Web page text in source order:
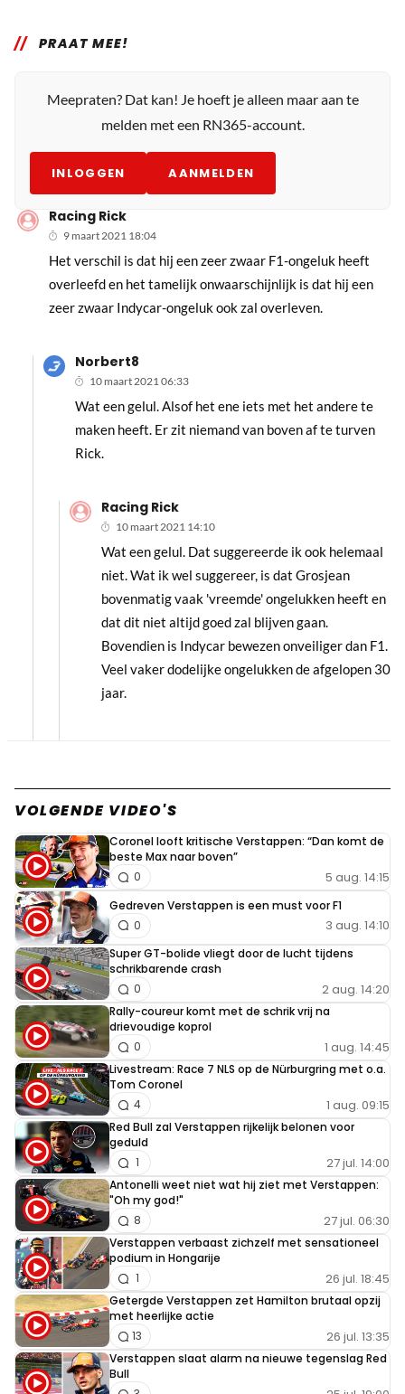
PRAAT MEE!
Meepraten? Dat kan! Je hoeft je alleen maar aan te
melden met een RN365-account.
INLOGGEN AANMELDEN
Racing Rick
9 maart 2021 18:04
Het verschil is dat hij een zeer zwaar F1-ongeluk heeft
overleefd en het tamelijk onwaarschijnlijk is dat hij een
zeer zwaar Indycar-ongeluk ook zal overleven.
Norbert8
10 maart 2021 06:33
Wat een gelul. Alsof het ene iets met het andere te
maken heeft. Er zit niemand van boven af te turven
Rick.
Racing Rick
10 maart 2021 14:10
Wat een gelul. Dat suggereerde ik ook helemaal
niet. Wat ik wel suggereer, is dat Grosjean
bovenmatig vaak 'vreemde' ongelukken heeft en
dat dit niet altijd goed zal blijven gaan.
Bovendien is Indycar bewezen onveiliger dan F1.
Veel vaker dodelijke ongelukken de afgelopen 30
jaar.
VOLGENDE VIDEO'S
Coronel looft kritische Verstappen: “Dan komt de
beste Max naar boven”
5 aug. 14:15
0
Gedreven Verstappen is een must voor F1
3 aug. 14:10
0
Super GT-bolide vliegt door de lucht tijdens
schrikbarende crash
2 aug. 14:20
0
Rally-coureur komt met de schrik vrij na
drievoudige koprol
1 aug. 14:45
0
Livestream: Race 7 NLS op de Nürburgring met o.a.
Tom Coronel
1 aug. 09:15
4
Red Bull zal Verstappen rijkelijk belonen voor
geduld
27 jul. 14:00
1
Antonelli weet niet wat hij ziet met Verstappen:
"Oh my god!"
27 jul. 06:30
8
Verstappen verbaast zichzelf met sensationeel
podium in Hongarije
26 jul. 18:45
1
Getergde Verstappen zet Hamilton brutaal opzij
met heerlijke actie
26 jul. 13:35
13
Verstappen slaat alarm na nieuwe tegenslag Red
Bull